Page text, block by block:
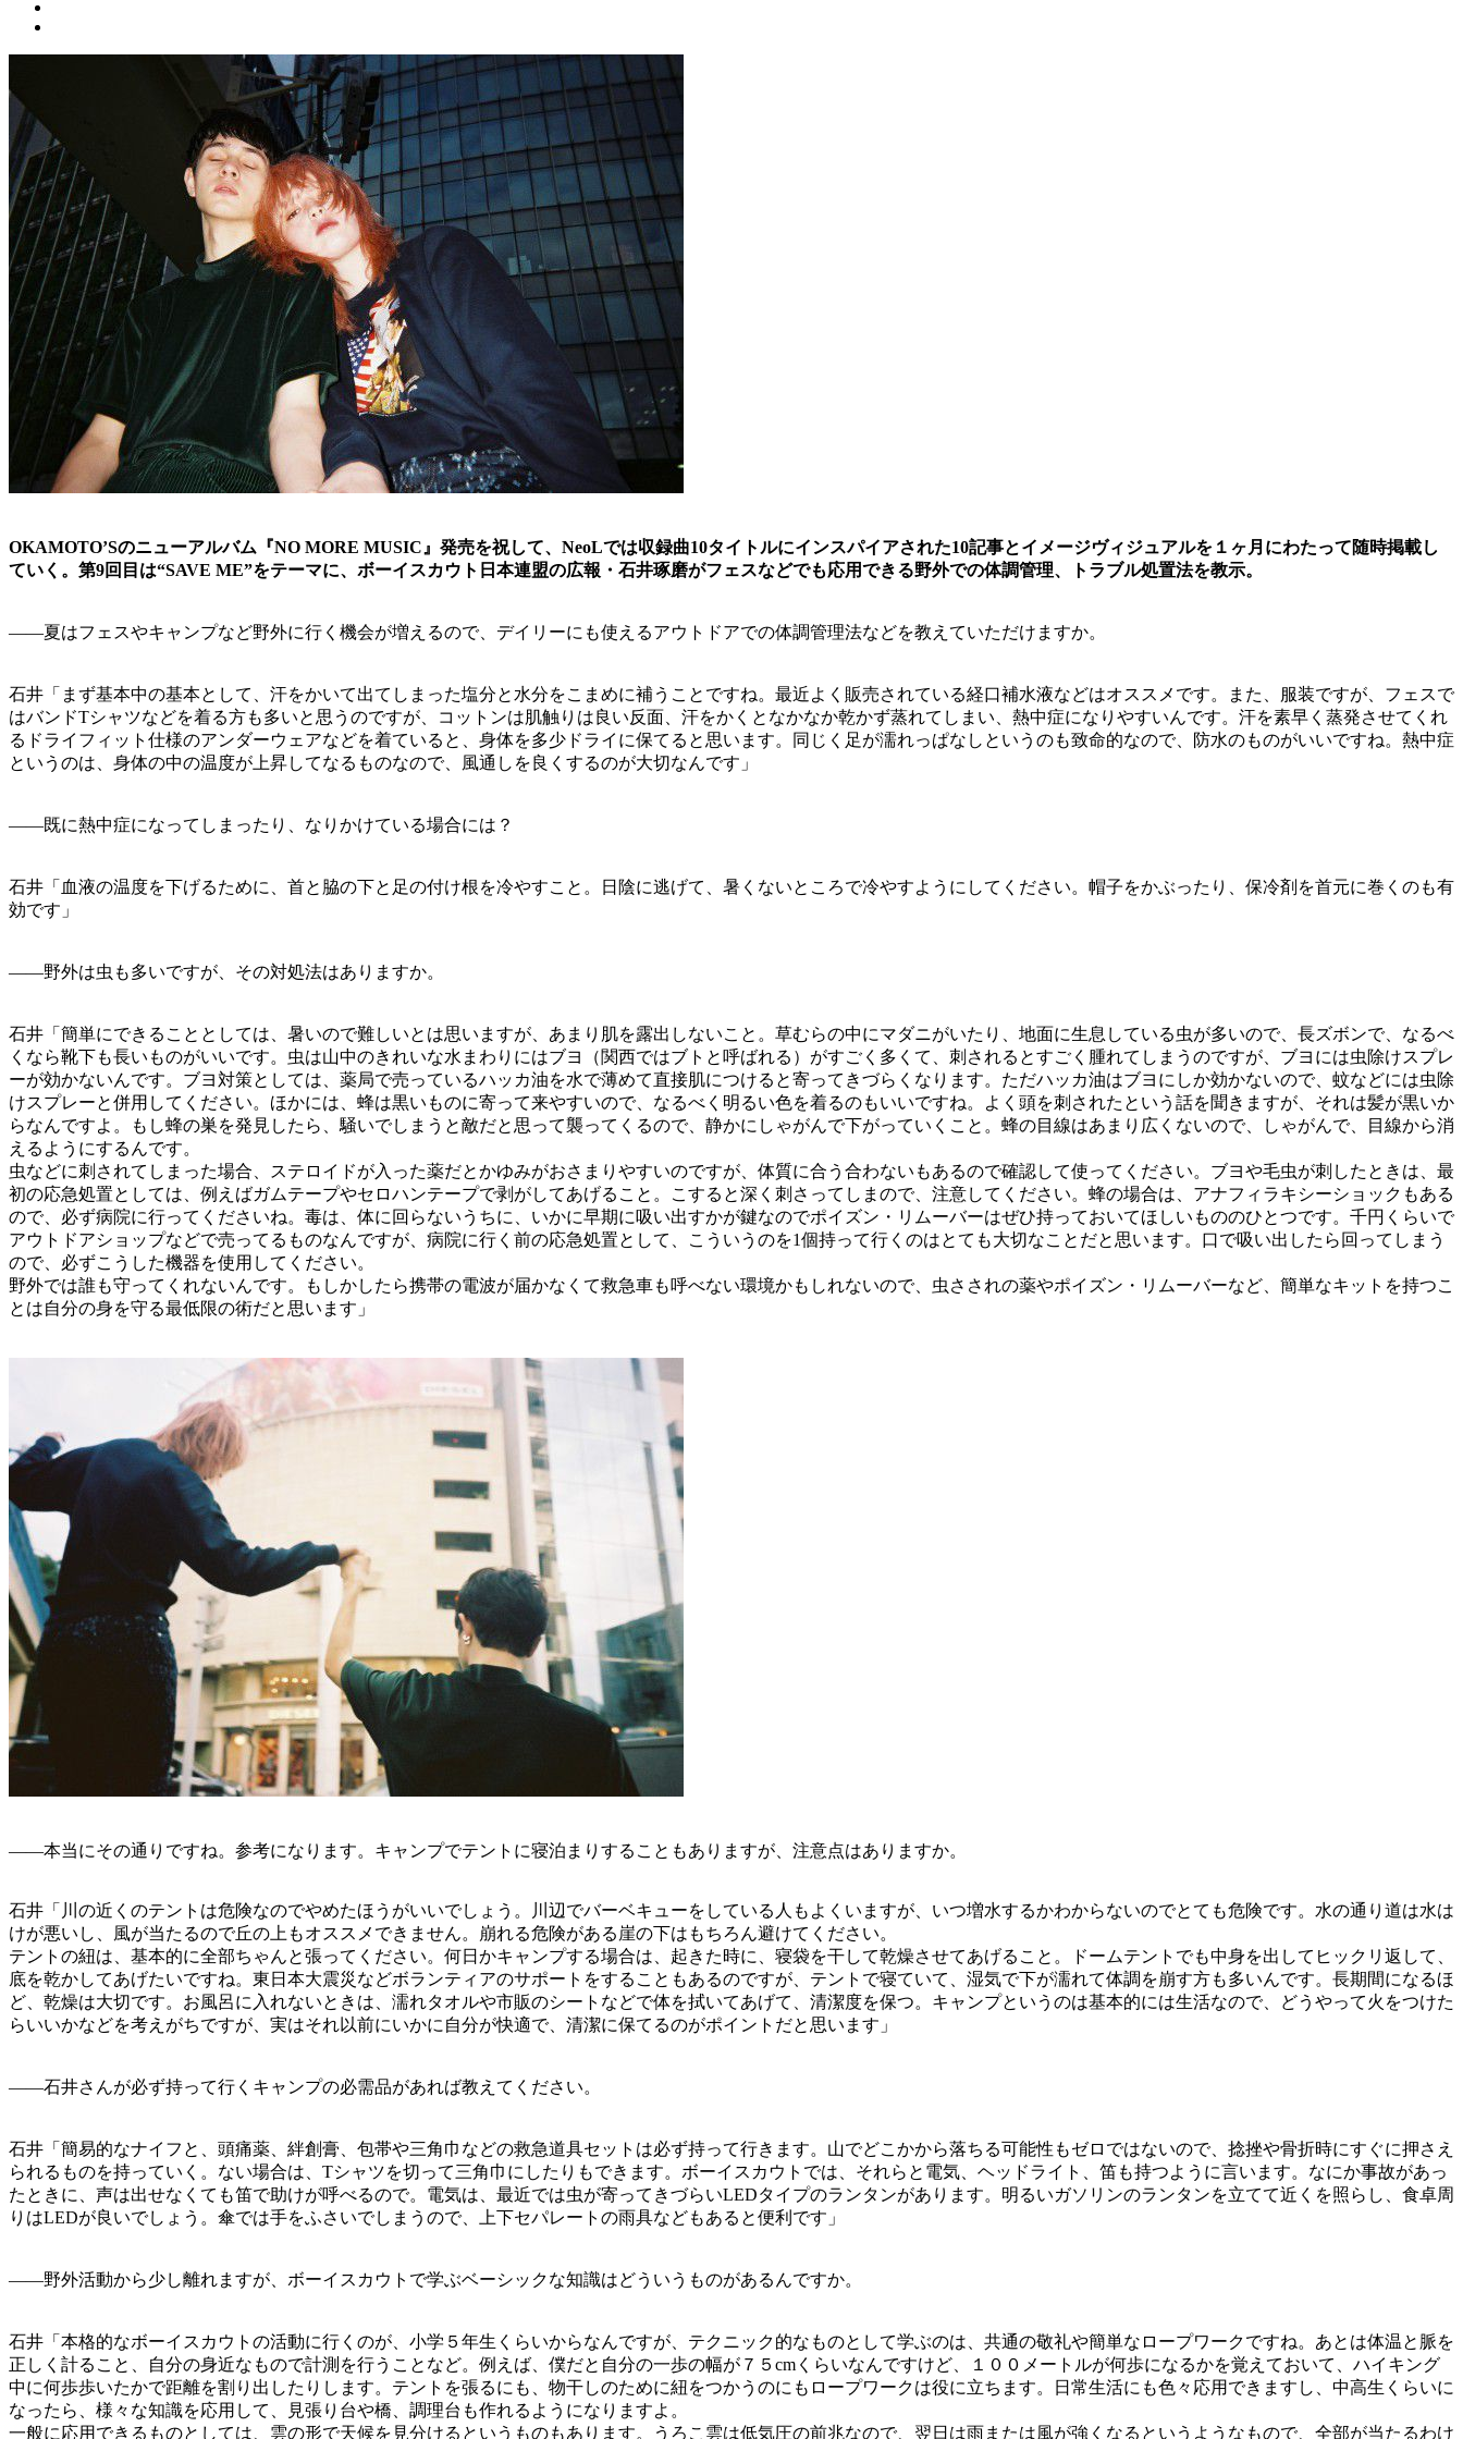
OKAMOTO’Sのニューアルバム『NO MORE MUSIC』発売を祝して、NeoLでは収録曲10タイトルにインスパイアされた10記事とイメージヴィジュアルを１ヶ月にわたって随時掲載し
ていく。第9回目は“SAVE ME”をテーマに、ボーイスカウト日本連盟の広報・石井琢磨がフェスなどでも応用できる野外での体調管理、トラブル処置法を教示。
——夏はフェスやキャンプなど野外に行く機会が増えるので、デイリーにも使えるアウトドアでの体調管理法などを教えていただけますか。
石井「まず基本中の基本として、汗をかいて出てしまった塩分と水分をこまめに補うことですね。最近よく販売されている経口補水液などはオススメです。また、服装ですが、フェスで
はバンドTシャツなどを着る方も多いと思うのですが、コットンは肌触りは良い反面、汗をかくとなかなか乾かず蒸れてしまい、熱中症になりやすいんです。汗を素早く蒸発させてくれ
るドライフィット仕様のアンダーウェアなどを着ていると、身体を多少ドライに保てると思います。同じく足が濡れっぱなしというのも致命的なので、防水のものがいいですね。熱中症
というのは、身体の中の温度が上昇してなるものなので、風通しを良くするのが大切なんです」
——既に熱中症になってしまったり、なりかけている場合には？
石井「血液の温度を下げるために、首と脇の下と足の付け根を冷やすこと。日陰に逃げて、暑くないところで冷やすようにしてください。帽子をかぶったり、保冷剤を首元に巻くのも有
効です」
——野外は虫も多いですが、その対処法はありますか。
石井「簡単にできることとしては、暑いので難しいとは思いますが、あまり肌を露出しないこと。草むらの中にマダニがいたり、地面に生息している虫が多いので、長ズボンで、なるべ
くなら靴下も長いものがいいです。虫は山中のきれいな水まわりにはブヨ（関西ではブトと呼ばれる）がすごく多くて、刺されるとすごく腫れてしまうのですが、ブヨには虫除けスプレ
ーが効かないんです。ブヨ対策としては、薬局で売っているハッカ油を水で薄めて直接肌につけると寄ってきづらくなります。ただハッカ油はブヨにしか効かないので、蚊などには虫除
けスプレーと併用してください。ほかには、蜂は黒いものに寄って来やすいので、なるべく明るい色を着るのもいいですね。よく頭を刺されたという話を聞きますが、それは髪が黒いか
らなんですよ。もし蜂の巣を発見したら、騒いでしまうと敵だと思って襲ってくるので、静かにしゃがんで下がっていくこと。蜂の目線はあまり広くないので、しゃがんで、目線から消
えるようにするんです。
虫などに刺されてしまった場合、ステロイドが入った薬だとかゆみがおさまりやすいのですが、体質に合う合わないもあるので確認して使ってください。ブヨや毛虫が刺したときは、最
初の応急処置としては、例えばガムテープやセロハンテープで剥がしてあげること。こすると深く刺さってしまので、注意してください。蜂の場合は、アナフィラキシーショックもある
ので、必ず病院に行ってくださいね。毒は、体に回らないうちに、いかに早期に吸い出すかが鍵なのでポイズン・リムーバーはぜひ持っておいてほしいもののひとつです。千円くらいで
アウトドアショップなどで売ってるものなんですが、病院に行く前の応急処置として、こういうのを1個持って行くのはとても大切なことだと思います。口で吸い出したら回ってしまう
ので、必ずこうした機器を使用してください。
野外では誰も守ってくれないんです。もしかしたら携帯の電波が届かなくて救急車も呼べない環境かもしれないので、虫さされの薬やポイズン・リムーバーなど、簡単なキットを持つこ
とは自分の身を守る最低限の術だと思います」
——本当にその通りですね。参考になります。キャンプでテントに寝泊まりすることもありますが、注意点はありますか。
石井「川の近くのテントは危険なのでやめたほうがいいでしょう。川辺でバーベキューをしている人もよくいますが、いつ増水するかわからないのでとても危険です。水の通り道は水は
けが悪いし、風が当たるので丘の上もオススメできません。崩れる危険がある崖の下はもちろん避けてください。
テントの紐は、基本的に全部ちゃんと張ってください。何日かキャンプする場合は、起きた時に、寝袋を干して乾燥させてあげること。ドームテントでも中身を出してヒックリ返して、
底を乾かしてあげたいですね。東日本大震災などボランティアのサポートをすることもあるのですが、テントで寝ていて、湿気で下が濡れて体調を崩す方も多いんです。長期間になるほ
ど、乾燥は大切です。お風呂に入れないときは、濡れタオルや市販のシートなどで体を拭いてあげて、清潔度を保つ。キャンプというのは基本的には生活なので、どうやって火をつけた
らいいかなどを考えがちですが、実はそれ以前にいかに自分が快適で、清潔に保てるのがポイントだと思います」
——石井さんが必ず持って行くキャンプの必需品があれば教えてください。
石井「簡易的なナイフと、頭痛薬、絆創膏、包帯や三角巾などの救急道具セットは必ず持って行きます。山でどこかから落ちる可能性もゼロではないので、捻挫や骨折時にすぐに押さえ
られるものを持っていく。ない場合は、Tシャツを切って三角巾にしたりもできます。ボーイスカウトでは、それらと電気、ヘッドライト、笛も持つように言います。なにか事故があっ
たときに、声は出せなくても笛で助けが呼べるので。電気は、最近では虫が寄ってきづらいLEDタイプのランタンがあります。明るいガソリンのランタンを立てて近くを照らし、食卓周
りはLEDが良いでしょう。傘では手をふさいでしまうので、上下セパレートの雨具などもあると便利です」
——野外活動から少し離れますが、ボーイスカウトで学ぶベーシックな知識はどういうものがあるんですか。
石井「本格的なボーイスカウトの活動に行くのが、小学５年生くらいからなんですが、テクニック的なものとして学ぶのは、共通の敬礼や簡単なロープワークですね。あとは体温と脈を
正しく計ること、自分の身近なもので計測を行うことなど。例えば、僕だと自分の一歩の幅が７５cmくらいなんですけど、１００メートルが何歩になるかを覚えておいて、ハイキング
中に何歩歩いたかで距離を割り出したりします。テントを張るにも、物干しのために紐をつかうのにもロープワークは役に立ちます。日常生活にも色々応用できますし、中高生くらいに
なったら、様々な知識を応用して、見張り台や橋、調理台も作れるようになりますよ。
一般に応用できるものとしては、雲の形で天候を見分けるというものもあります。うろこ雲は低気圧の前兆なので、翌日は雨または風が強くなるというようなもので、全部が当たるわけ